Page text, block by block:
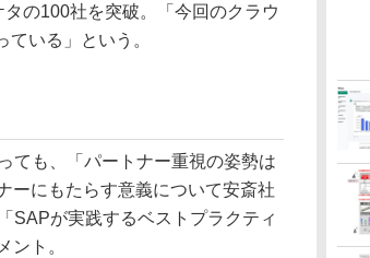
の100社を突破。「今回のクラウ
いる」という。
ても、「パートナー重視の姿勢は
ーにもたらす意義について安斎社
SAPが実践するベストプラクティ
ント。